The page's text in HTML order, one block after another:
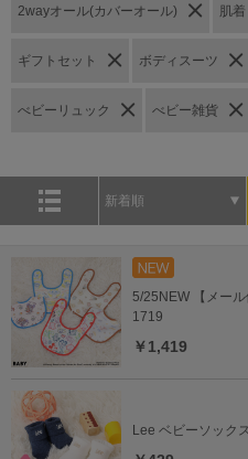
2wayオール(カバーオール) 肌着
ギフトセット ボディスーツ
べビーリュック べビー雑貨
新着順
5/25NEW 【メー
1719
￥1,419
Lee ベビーソック